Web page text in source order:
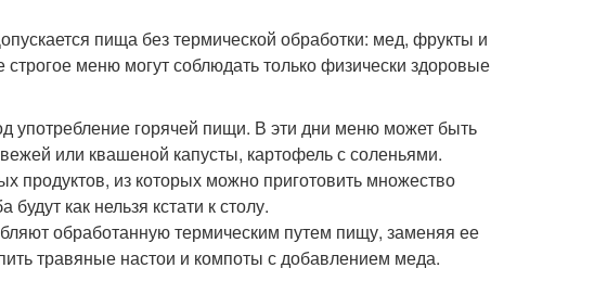
пища без термической обработки: мед, фрукты и
меню могут соблюдать только физически здоровые
употребление горячей пищи. В эти дни меню может быть
или квашеной капусты, картофель с соленьями.
продуктов, из которых можно приготовить множество
как нельзя кстати к столу.
обработанную термическим путем пищу, заменяя ее
травяные настои и компоты с добавлением меда.